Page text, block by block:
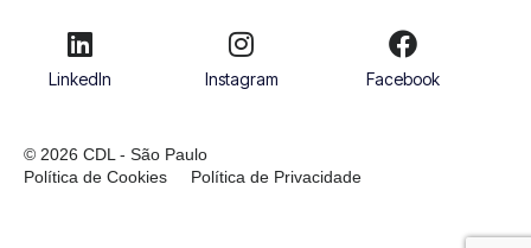
LinkedIn Instagram Facebook
© 2026 CDL - São Paulo
Política de Cookies
Política de Privacidade